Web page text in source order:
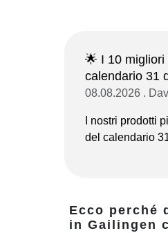
🌟 I 10
calendario 31
08.08.2026 .
I nostri prodotti
del calendario
Ecco perché
in Gailingen